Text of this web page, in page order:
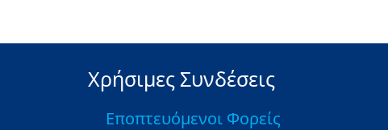
Χρήσιμες Συνδέσεις
Εποπτευόμενοι Φορείς